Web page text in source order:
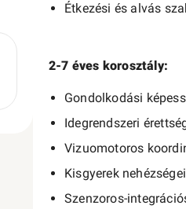
Étkezési és alvás
2-7 éves korosztály:
Gondolkodási
Idegrendszeri
Vizuomotoros
Kisgyerek
Szenzoros-